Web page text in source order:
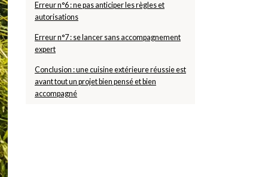
Erreur n°6 : ne pas anticiper les règles et
autorisations
Erreur n°7 : se lancer sans accompagnement
expert
Conclusion : une cuisine extérieure réussie est
avant tout un projet bien pensé et bien
accompagné